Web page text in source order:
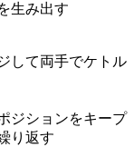
生み出す
して両手でケトル
ジションをキープ
り返す